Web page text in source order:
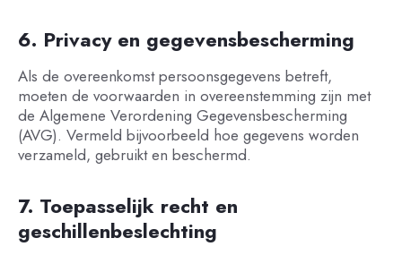
6. Privacy en gegevensbescherming
Als de overeenkomst persoonsgegevens betreft,
moeten de voorwaarden in overeenstemming zijn met
de Algemene Verordening Gegevensbescherming
(AVG). Vermeld bijvoorbeeld hoe gegevens worden
verzameld, gebruikt en beschermd.
7. Toepasselijk recht en
geschillenbeslechting